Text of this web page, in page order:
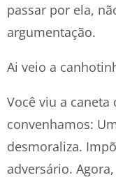
passar por ela,
argumentação.
Ai veio a
Você viu a caneta
convenhamos:
desmoraliza.
adversário.